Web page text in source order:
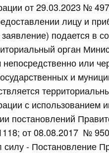
от 29.03.2023 №
лицу и
подается в
орган
или
и
с использованием
постановлений
от 08.08.2017 №
силу - Постановление
Российской
Федерации от
Федерации от
Российской